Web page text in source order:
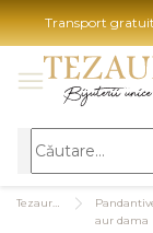
Transport
BIJUTERII FEMEI
Inele
aur dama